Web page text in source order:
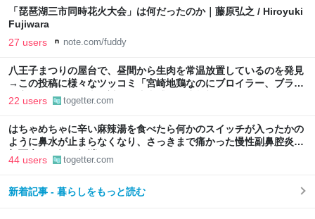
「琵琶湖三市同時花火大会」は何だったのか｜藤原弘之 / Hiroyuki
Fujiwara
27 users note.com/fuddy
八王子まつりの屋台で、昼間から生肉を常温放置しているのを発見
→この投稿に様々なツッコミ「宮崎地鶏なのにブロイラー、ブラジ
ル産では？」「写真に対して違和感」衛生状態も気になる
22 users togetter.com
はちゃめちゃに辛い麻辣湯を食べたら何かのスイッチが入ったかの
ように鼻水が止まらなくなり、さっきまで痛かった慢性副鼻腔炎の
顔面痛が一気に解消した
44 users togetter.com
新着記事 - 暮らしをもっと読む